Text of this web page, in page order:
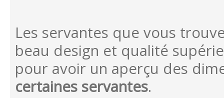
Les servantes que vous
beau design et qualité
pour avoir un aperçu des
certaines servantes.